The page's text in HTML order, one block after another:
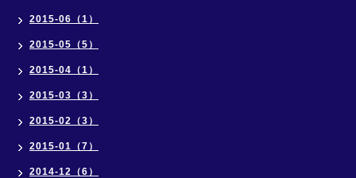
2015-06（1）
2015-05（5）
2015-04（1）
2015-03（3）
2015-02（3）
2015-01（7）
2014-12（6）